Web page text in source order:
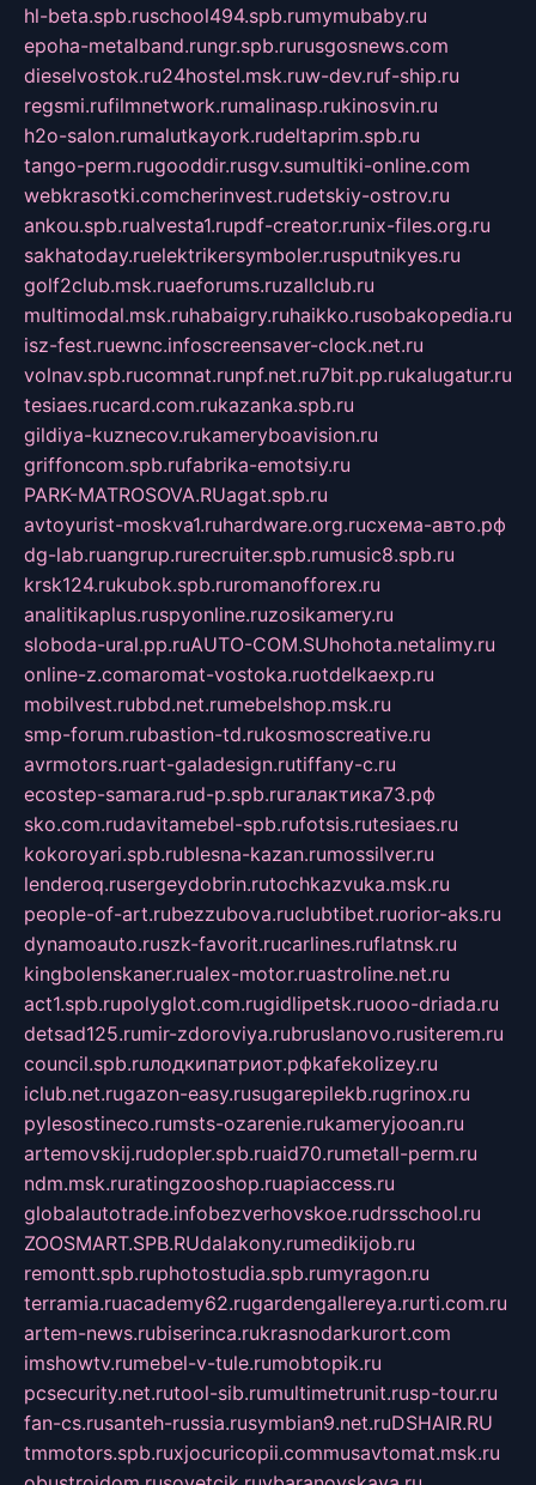
hl-beta.spb.ruschool494.spb.rumymubaby.ru
epoha-metalband.rungr.spb.rurusgosnews.com
dieselvostok.ru24hostel.msk.ruw-dev.ruf-ship.ru
regsmi.rufilmnetwork.rumalinasp.rukinosvin.ru
h2o-salon.rumalutkayork.rudeltaprim.spb.ru
tango-perm.rugooddir.rusgv.sumultiki-online.com
webkrasotki.comcherinvest.rudetskiy-ostrov.ru
ankou.spb.rualvesta1.rupdf-creator.runix-files.org.ru
sakhatoday.ruelektrikersymboler.rusputnikyes.ru
golf2club.msk.ruaeforums.ruzallclub.ru
multimodal.msk.ruhabaigry.ruhaikko.rusobakopedia.ru
isz-fest.ruewnc.infoscreensaver-clock.net.ru
volnav.spb.rucomnat.runpf.net.ru7bit.pp.rukalugatur.ru
tesiaes.rucard.com.rukazanka.spb.ru
gildiya-kuznecov.rukameryboavision.ru
griffoncom.spb.rufabrika-emotsiy.ru
PARK-MATROSOVA.RUagat.spb.ru
avtoyurist-moskva1.ruhardware.org.ruсхема-авто.рф
dg-lab.ruangrup.rurecruiter.spb.rumusic8.spb.ru
krsk124.rukubok.spb.ruromanofforex.ru
analitikaplus.ruspyonline.ruzosikamery.ru
sloboda-ural.pp.ruAUTO-COM.SUhohota.netalimy.ru
online-z.comaromat-vostoka.ruotdelkaexp.ru
mobilvest.rubbd.net.rumebelshop.msk.ru
smp-forum.rubastion-td.rukosmoscreative.ru
avrmotors.ruart-galadesign.rutiffany-c.ru
ecostep-samara.rud-p.spb.ruгалактика73.рф
sko.com.rudavitamebel-spb.rufotsis.rutesiaes.ru
kokoroyari.spb.rublesna-kazan.rumossilver.ru
lenderoq.rusergeydobrin.rutochkazvuka.msk.ru
people-of-art.rubezzubova.ruclubtibet.ruorior-aks.ru
dynamoauto.ruszk-favorit.rucarlines.ruflatnsk.ru
kingbolenskaner.rualex-motor.ruastroline.net.ru
act1.spb.rupolyglot.com.rugidlipetsk.ruooo-driada.ru
detsad125.rumir-zdoroviya.rubruslanovo.rusiterem.ru
council.spb.ruлодкипатриот.рфkafekolizey.ru
iclub.net.rugazon-easy.rusugarepilekb.rugrinox.ru
pylesostineco.rumsts-ozarenie.rukameryjooan.ru
artemovskij.rudopler.spb.ruaid70.rumetall-perm.ru
ndm.msk.ruratingzooshop.ruapiaccess.ru
globalautotrade.infobezverhovskoe.rudrsschool.ru
ZOOSMART.SPB.RUdalakony.rumedikijob.ru
remontt.spb.ruphotostudia.spb.rumyragon.ru
terramia.ruacademy62.rugardengallereya.rurti.com.ru
artem-news.rubiserinca.rukrasnodarkurort.com
imshowtv.rumebel-v-tule.rumobtopik.ru
pcsecurity.net.rutool-sib.rumultimetrunit.rusp-tour.ru
fan-cs.rusanteh-russia.rusymbian9.net.ruDSHAIR.RU
tmmotors.spb.ruxjocuricopii.commusavtomat.msk.ru